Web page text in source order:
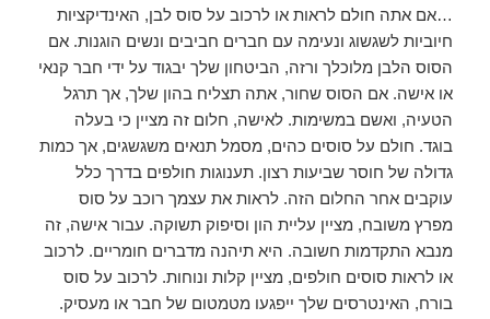
…אם אתה חולם לראות או לרכוב על סוס לבן, האינדיקציות
חיוביות לשגשוג ונעימה עם חברים חביבים ונשים הוגנות. אם
הסוס הלבן מלוכלך ורזה, הביטחון שלך יבגוד על ידי חבר קנאי
או אישה. אם הסוס שחור, אתה תצליח בהון שלך, אך תרגל
הטעיה, ואשם במשימות. לאישה, חלום זה מציין כי בעלה
בוגד. חולם על סוסים כהים, מסמל תנאים משגשגים, אך כמות
גדולה של חוסר שביעות רצון. תענוגות חולפים בדרך כלל
עוקבים אחר החלום הזה. לראות את עצמך רוכב על סוס
מפרץ משובח, מציין עליית הון וסיפוק תשוקה. עבור אישה, זה
מנבא התקדמות חשובה. היא תיהנה מדברים חומריים. לרכוב
או לראות סוסים חולפים, מציין קלות ונוחות. לרכוב על סוס
בורח, האינטרסים שלך ייפגעו מטמטום של חבר או מעסיק.